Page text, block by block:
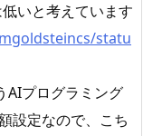
いと考えています
statu
AIプログラミング
設定なので、こち